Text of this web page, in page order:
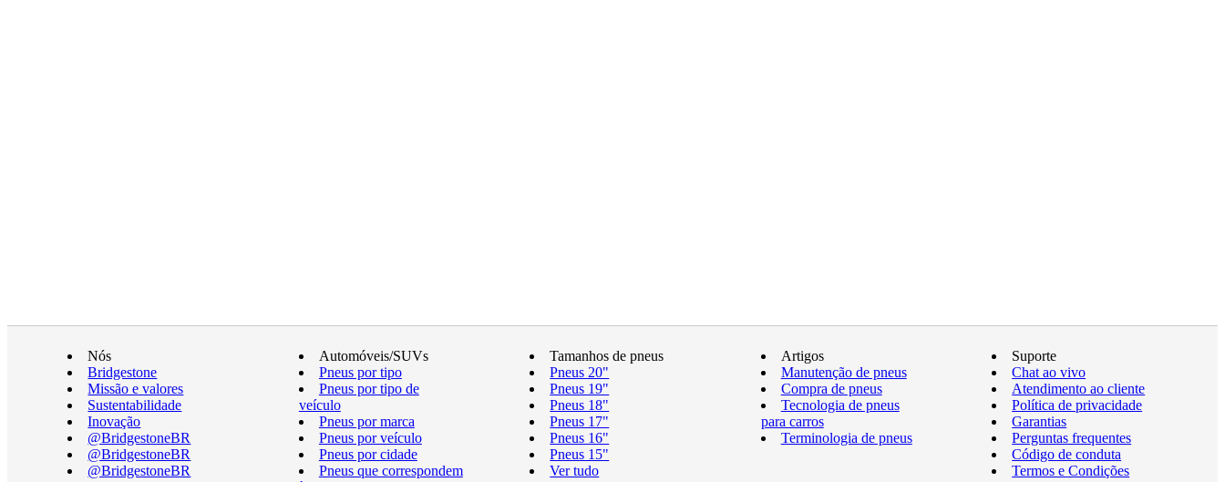
Nós
Bridgestone
Missão e valores
Sustentabilidade
Inovação
@BridgestoneBR
@BridgestoneBR
@BridgestoneBR
Automóveis/SUVs
Pneus por tipo
Pneus por tipo de
veículo
Pneus por marca
Pneus por veículo
Pneus por cidade
Pneus que correspondem
Tamanhos de pneus
Pneus 20"
Pneus 19"
Pneus 18"
Pneus 17"
Pneus 16"
Pneus 15"
Ver tudo
Artigos
Manutenção de pneus
Compra de pneus
Tecnologia de pneus
para carros
Terminologia de pneus
Suporte
Chat ao vivo
Atendimento ao cliente
Política de privacidade
Garantias
Perguntas frequentes
Código de conduta
Termos e Condições